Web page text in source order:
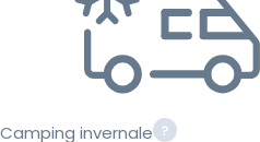
Camping invernale